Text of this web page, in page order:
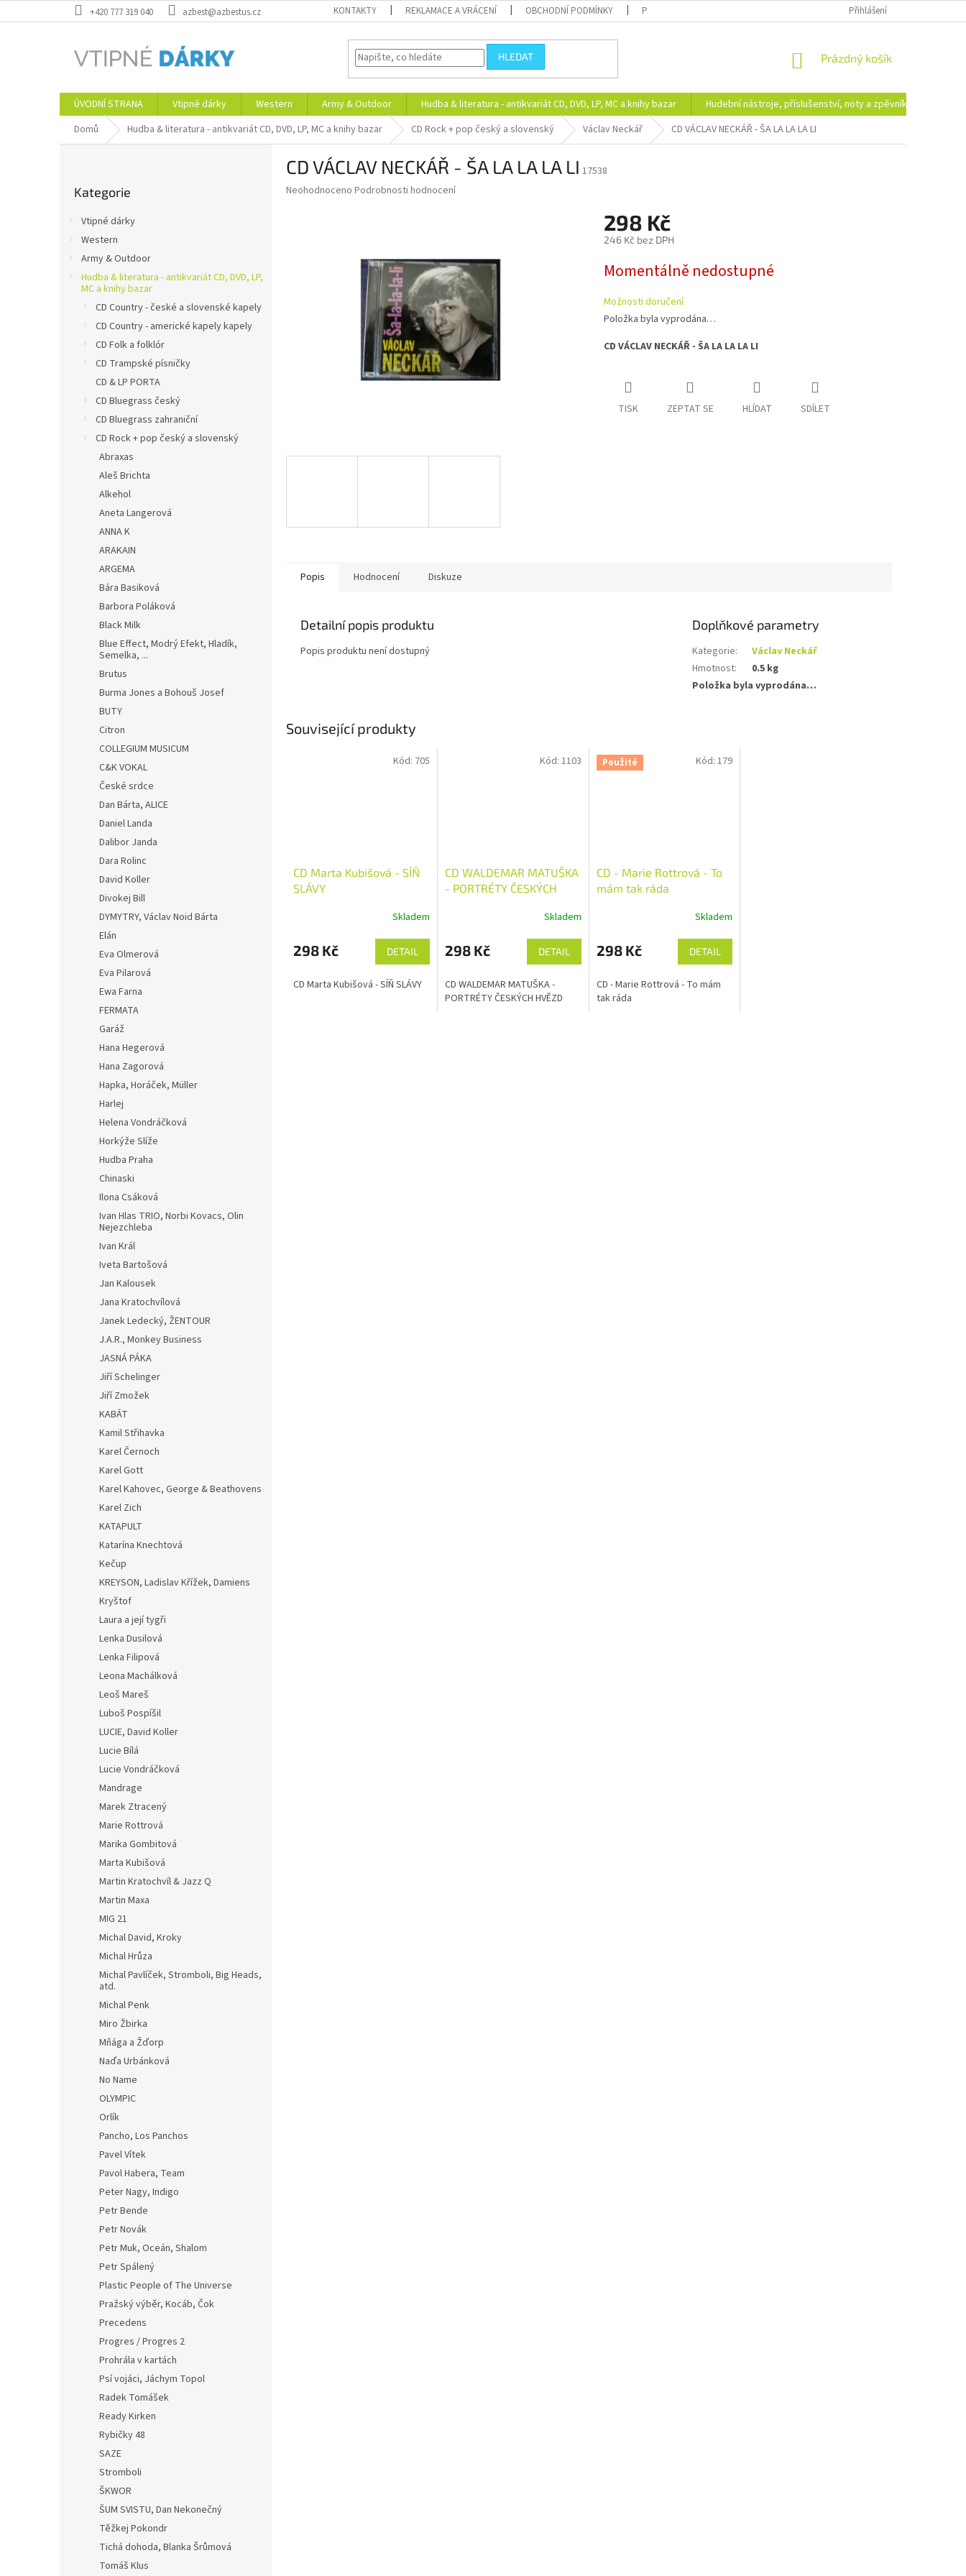
na
+420 777 319 040 azbest@azbestus.cz KONTAKTY REKLAMACE A VRÁCENÍ OBCHODNÍ PODMÍNKY PODMÍNKY OCHRANY OSOBNÍCH ÚDAJŮ DOPRAVA A PLATBA
Přihlášení
HLEDAT
NÁKUPNÍ
Prázdný košík
ÚVODNÍ STRANA Vtipné dárky Western Army & Outdoor Hudba & literatura - antikvariát CD, DVD, LP, MC a knihy bazar Hudební nástroje, příslušenství, noty a zpěvníky
Domů
Hudba & literatura - antikvariát CD, DVD, LP, MC a knihy bazar CD Rock + pop český a slovenský Václav Neckář CD VÁCLAV NECKÁŘ - ŠA LA LA LA LI
kategorie
Kategorie
Vtipné dárky
Western
Army & Outdoor
Hudba & literatura - antikvariát CD, DVD, LP,
MC a knihy bazar
CD Country - české a slovenské kapely
CD Country - americké kapely kapely
CD Folk a folklór
CD Trampské písničky
CD & LP PORTA
CD Bluegrass český
CD Bluegrass zahraniční
CD Rock + pop český a slovenský
Abraxas
Aleš Brichta
Alkehol
Aneta Langerová
ANNA K
ARAKAIN
ARGEMA
Bára Basiková
Barbora Poláková
Black Milk
Blue Effect, Modrý Efekt, Hladík,
Semelka, ...
Brutus
Burma Jones a Bohouš Josef
BUTY
Citron
COLLEGIUM MUSICUM
C&K VOKAL
České srdce
Dan Bárta, ALICE
Daniel Landa
Dalibor Janda
Dara Rolinc
David Koller
Divokej Bill
DYMYTRY, Václav Noid Bárta
Elán
Eva Olmerová
Eva Pilarová
Ewa Farna
FERMATA
Garáž
Hana Hegerová
Hana Zagorová
Hapka, Horáček, Müller
Harlej
Helena Vondráčková
Horkýže Slíže
Hudba Praha
Chinaski
Ilona Csáková
Ivan Hlas TRIO, Norbi Kovacs, Olin
Nejezchleba
Ivan Král
Iveta Bartošová
Jan Kalousek
Jana Kratochvílová
Janek Ledecký, ŽENTOUR
J.A.R., Monkey Business
JASNÁ PÁKA
Jiří Schelinger
Jiří Zmožek
KABÁT
Kamil Střihavka
Karel Černoch
Karel Gott
Karel Kahovec, George & Beathovens
Karel Zich
KATAPULT
Katarína Knechtová
Kečup
KREYSON, Ladislav Křížek, Damiens
Kryštof
Laura a její tygři
Lenka Dusilová
Lenka Filipová
Leona Machálková
Leoš Mareš
Luboš Pospíšil
LUCIE, David Koller
Lucie Bílá
Lucie Vondráčková
Mandrage
Marek Ztracený
Marie Rottrová
Marika Gombitová
Marta Kubišová
Martin Kratochvíl & Jazz Q
Martin Maxa
MIG 21
Michal David, Kroky
Michal Hrůza
Michal Pavlíček, Stromboli, Big Heads,
atd.
Michal Penk
Miro Žbirka
Mňága a Žďorp
Naďa Urbánková
No Name
OLYMPIC
Orlík
Pancho, Los Panchos
Pavel Vítek
Pavol Habera, Team
Peter Nagy, Indigo
Petr Bende
Petr Novák
Petr Muk, Oceán, Shalom
Petr Spálený
Plastic People of The Universe
Pražský výběr, Kocáb, Čok
Precedens
Progres / Progres 2
Prohrála v kartách
Psí vojáci, Jáchym Topol
Radek Tomášek
Ready Kirken
Rybičky 48
SAZE
Stromboli
ŠKWOR
ŠUM SVISTU, Dan Nekonečný
Těžkej Pokondr
Tichá dohoda, Blanka Šrůmová
Tomáš Klus
CD VÁCLAV NECKÁŘ - ŠA LA LA LA LI 17538
Průměrné
Neohodnoceno Podrobnosti hodnocení
298 Kč
246 Kč bez DPH
cena:
Momentálně nedostupné
Možnosti doručení
Položka byla vyprodána…
CD VÁCLAV NECKÁŘ - ŠA LA LA LA LI
TISK ZEPTAT SE HLÍDAT SDÍLET
Popis Hodnocení Diskuze
Detailní popis produktu
Popis produktu není dostupný
Doplňkové parametry
Kategorie:
Václav Neckář
Hmotnost:
0.5 kg
Položka byla vyprodána…
Související produkty
CD Marta Kubišová - SÍŇ
SLÁVY
Skladem
298 Kč DETAIL
CD Marta Kubišová - SÍŇ SLÁVY
Kód: 705
CD WALDEMAR MATUŠKA
- PORTRÉTY ČESKÝCH
Skladem
298 Kč DETAIL
CD WALDEMAR MATUŠKA -
PORTRÉTY ČESKÝCH HVĚZD
Kód: 1103 Použité
CD - Marie Rottrová - To
mám tak ráda
Skladem
298 Kč DETAIL
CD - Marie Rottrová - To mám
tak ráda
Kód:179